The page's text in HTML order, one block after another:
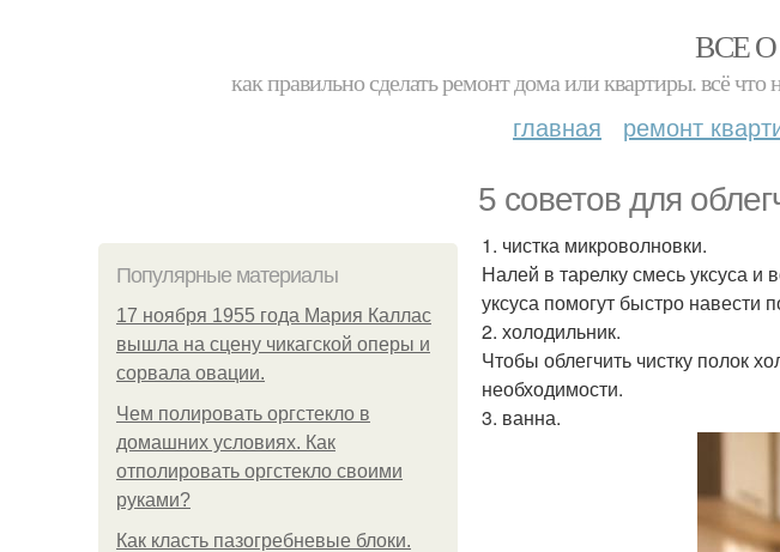
ВСЕ
как правильно сделать ремонт дома или квартиры. всё
главная ремонт
5 советов для
Популярные материалы
17 ноября 1955 года Мария Каллас
вышла на сцену чикагской оперы и
сорвала овации.
Чем полировать оргстекло в
домашних условиях. Как
отполировать оргстекло своими
руками?
Как класть пазогребневые блоки.
1. чистка микроволновки.
Налей в тарелку смесь уксуса
уксуса помогут быстро навести
2. холодильник.
Чтобы облегчить чистку полок
необходимости.
3. ванна.